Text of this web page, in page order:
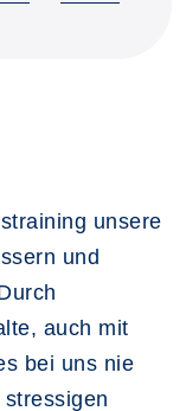
unsere
und
auch mit
bei uns nie